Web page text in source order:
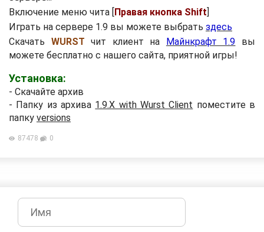
Включение меню чита [Правая кнопка Shift]
Играть на сервере 1.9 вы можете выбрать здесь
Скачать WURST чит клиент на Майнкрафт 1.9 вы
можете бесплатно с нашего сайта, приятной игры!
Установка:
- Скачайте архив
- Папку из архива 1.9.X with Wurst Client поместите в
папку versions
87478 0